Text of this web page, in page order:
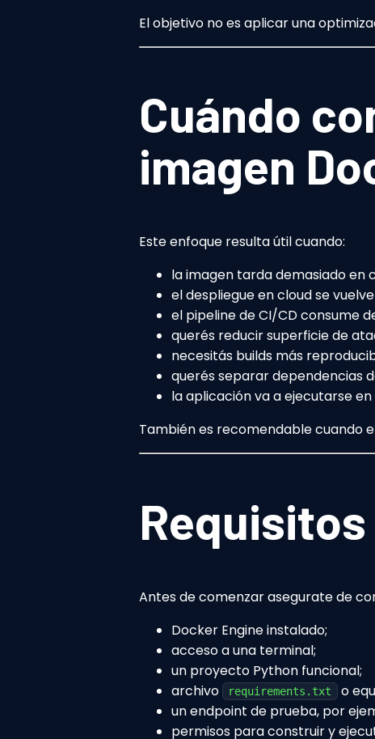
El objetivo no es aplicar una
Cuándo
imagen
Este enfoque resulta útil cuando:
la imagen tarda demasiado en
el despliegue en cloud se
el pipeline de CI/CD consume
querés reducir superficie de
necesitás builds más
querés separar dependencias
la aplicación va a ejecutarse
También es recomendable cuando
Antes de comenzar asegurate de
Docker Engine instalado;
acceso a una terminal;
un proyecto Python funcional;
archivo
requirements.txt o
un endpoint de prueba, por
permisos para construir y